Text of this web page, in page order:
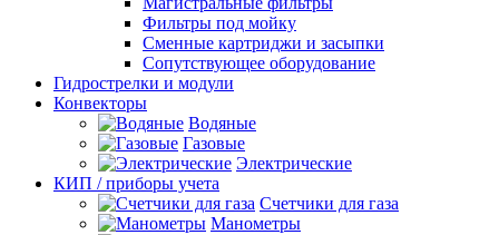
Фильтры под мойку
Сменные картриджи и засыпки
Сопутствующее оборудование
Гидрострелки и модули
Конвекторы
Водяные
Газовые
Электрические
КИП / приборы учета
Счетчики для газа
Манометры